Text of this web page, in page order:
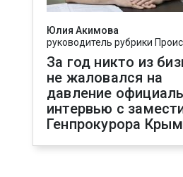
Юлия Акимова
руководитель рубрики
За год никто из
не жаловался на
давление
интервью с
Генпрокурора